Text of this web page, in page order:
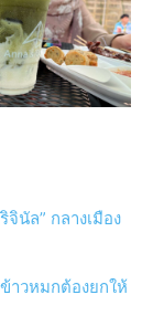
นัล” กลางเมือง
าวหมกต้องยกให้